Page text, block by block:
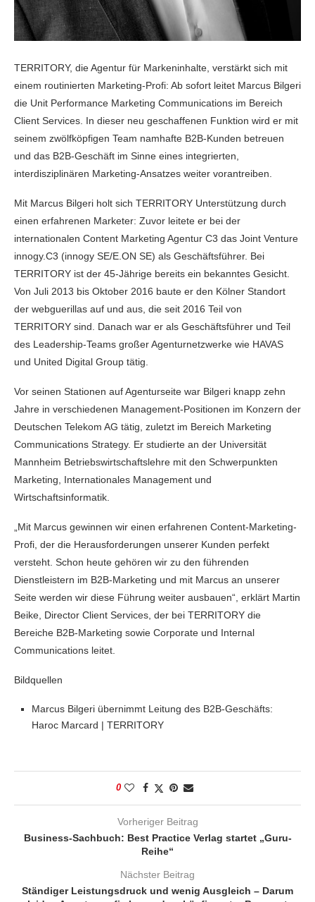
TERRITORY, die Agentur für Markeninhalte, verstärkt sich mit
einem routinierten Marketing-Profi: Ab sofort leitet Marcus Bilgeri
die Unit Performance Marketing Communications im Bereich
Client Services. In dieser neu geschaffenen Funktion wird er mit
seinem zwölfköpfigen Team namhafte B2B-Kunden betreuen
und das B2B-Geschäft im Sinne eines integrierten,
interdisziplinären Marketing-Ansatzes weiter vorantreiben.
Mit Marcus Bilgeri holt sich TERRITORY Unterstützung durch
einen erfahrenen Marketer: Zuvor leitete er bei der
internationalen Content Marketing Agentur C3 das Joint Venture
innogy.C3 (innogy SE/E.ON SE) als Geschäftsführer. Bei
TERRITORY ist der 45-Jährige bereits ein bekanntes Gesicht.
Von Juli 2013 bis Oktober 2016 baute er den Kölner Standort
der webguerillas auf und aus, die seit 2016 Teil von
TERRITORY sind. Danach war er als Geschäftsführer und Teil
des Leadership-Teams großer Agenturnetzwerke wie HAVAS
und United Digital Group tätig.
Vor seinen Stationen auf Agenturseite war Bilgeri knapp zehn
Jahre in verschiedenen Management-Positionen im Konzern der
Deutschen Telekom AG tätig, zuletzt im Bereich Marketing
Communications Strategy. Er studierte an der Universität
Mannheim Betriebswirtschaftslehre mit den Schwerpunkten
Marketing, Internationales Management und
Wirtschaftsinformatik.
„Mit Marcus gewinnen wir einen erfahrenen Content-Marketing-
Profi, der die Herausforderungen unserer Kunden perfekt
versteht. Schon heute gehören wir zu den führenden
Dienstleistern im B2B-Marketing und mit Marcus an unserer
Seite werden wir diese Führung weiter ausbauen“, erklärt Martin
Beike, Director Client Services, der bei TERRITORY die
Bereiche B2B-Marketing sowie Corporate und Internal
Communications leitet.
Bildquellen
Marcus Bilgeri übernimmt Leitung des B2B-Geschäfts:
Haroc Marcard | TERRITORY
0
Vorheriger Beitrag
Business-Sachbuch: Best Practice Verlag startet „Guru-
Reihe“
Nächster Beitrag
Ständiger Leistungsdruck und wenig Ausgleich – Darum